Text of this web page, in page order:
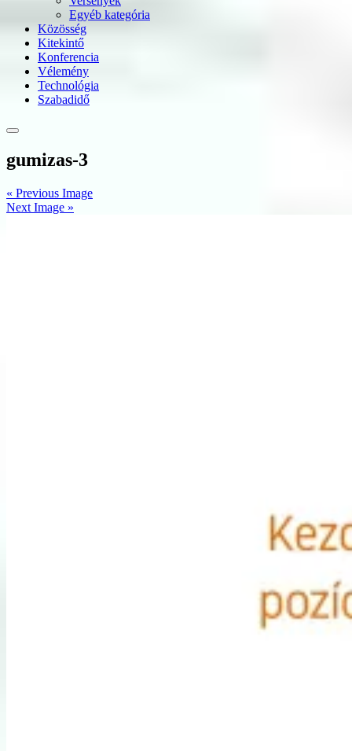
Egyéb kategória
Közösség
Kitekintő
Konferencia
Vélemény
Technológia
Szabadidő
gumizas-3
« Previous Image
Next Image »